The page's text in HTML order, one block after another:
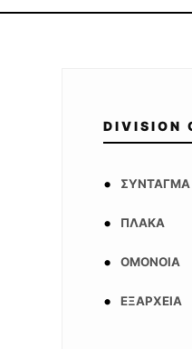
DIVISION
ΣΎΝΤΑΓΜΑ
ΠΛΆΚΑ
ΟΜΌΝΟΙΑ
ΕΞΆΡΧΕΙΑ